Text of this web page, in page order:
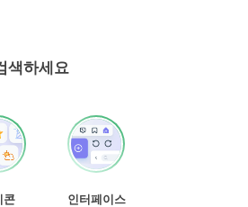
색하세요
콘
인터페이스